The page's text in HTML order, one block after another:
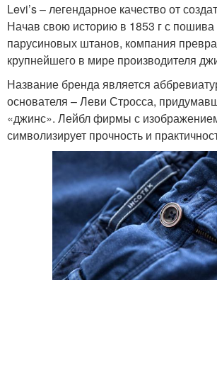
Levi’s – легендарное качество от
Начав свою историю в 1853 г с
парусиновых штанов, компания
крупнейшего в мире производителя
Название бренда является
основателя – Леви Стросса,
«джинс». Лейбл фирмы с
символизирует прочность и